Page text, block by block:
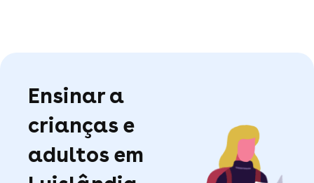
Ensinar a
crianças e
adultos em